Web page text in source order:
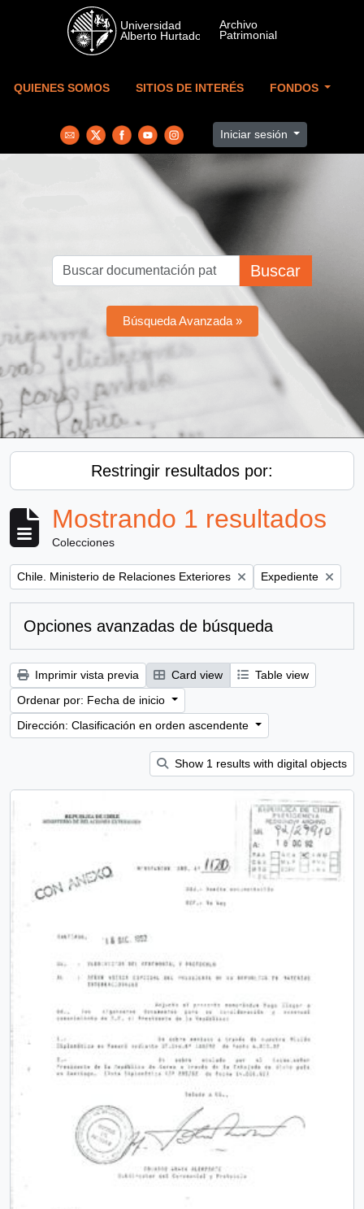
Skip to main content
QUIENES SOMOS SITIOS DE INTERÉS FONDOS
Iniciar sesión
Buscar
Búsqueda Avanzada »
Restringir resultados por:
Mostrando 1 resultados
Colecciones
Remove filter:
Chile. Ministerio de Relaciones Exteriores Remove filter:
Expediente
Opciones avanzadas de búsqueda
Imprimir vista previa Card view
Table view
Ordenar por: Fecha de inicio
Dirección: Clasificación en orden ascendente
Show 1 results with digital objects